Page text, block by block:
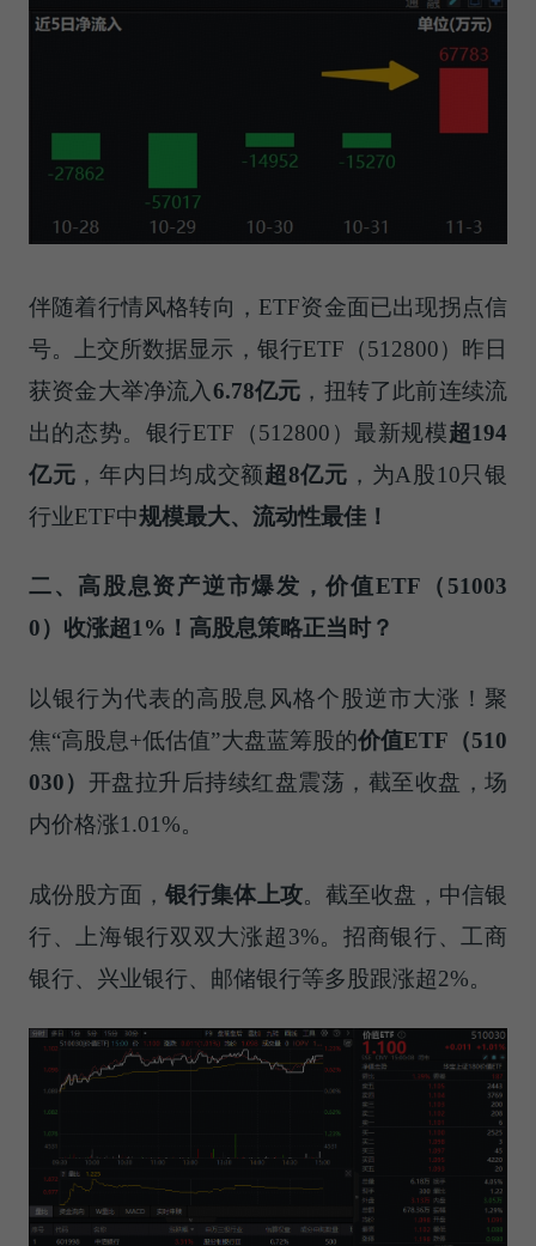
伴随着行情风格转向，ETF资金面已出现拐点信
号。上交所数据显示，银行ETF（512800）昨日
获资金大举净流入 6.78亿元 ，扭转了此前连续流
出的态势。银行ETF（512800）最新规模超194
亿元 ，年内日均成交额超8亿元 ，为A股10只银
行业ETF中规模最大、流动性最佳！
二、高股息资产逆市爆发，价值ETF （ 51003
0）收涨超1% ！高股息策略正当时？
以银行为代表的高股息风格个股逆市大涨！聚
焦“高股息+低估值”大盘蓝筹股的价值ETF （510
030） 开盘拉升后持续红盘震荡，截至收盘，场
内价格涨1.01%。
成份股方面，银行集体上攻。截至收盘，中信银
行、上海银行双双大涨超3%。招商银行、工商
银行、兴业银行、邮储银行等多股跟涨超2%。